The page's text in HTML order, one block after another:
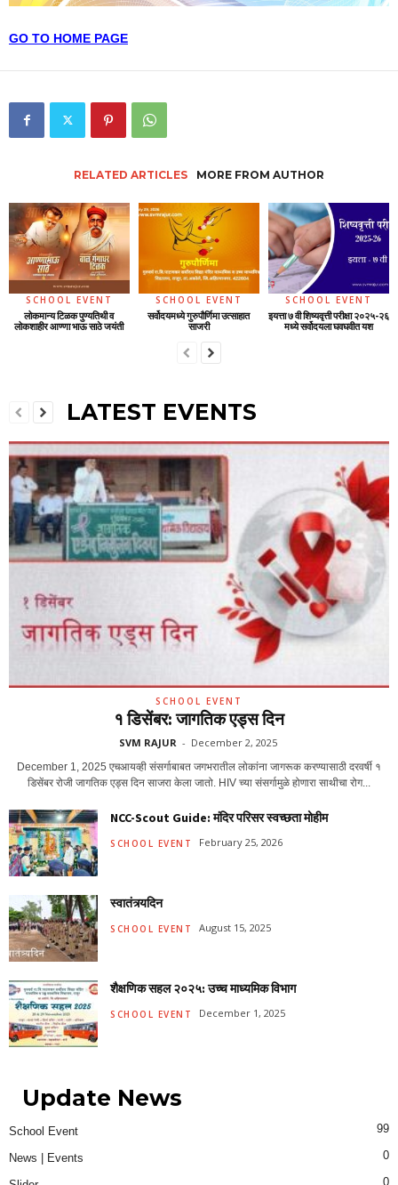
GO TO HOME PAGE
RELATED ARTICLES MORE FROM AUTHOR
SCHOOL EVENT
लोकमान्य टिळक पुण्यतिथी व
लोकशाहीर आण्णा भाऊ साठे जयंती
SCHOOL EVENT
सर्वोदयमध्ये गुरुपौर्णिमा उत्साहात
साजरी
SCHOOL EVENT
इयत्ता ७ वी शिष्यवृत्ती परीक्षा २०२५-२६
मध्ये सर्वोदयला घवघवीत यश
LATEST EVENTS
SCHOOL EVENT
१ डिसेंबर: जागतिक एड्स दिन
SVM RAJUR - December 2, 2025
December 1, 2025 एचआयव्ही संसर्गाबाबत जगभरातील लोकांना जागरूक करण्यासाठी दरवर्षी १
डिसेंबर रोजी जागतिक एड्स दिन साजरा केला जातो. HIV च्या संसर्गामुळे होणारा साथीचा रोग...
NCC-Scout Guide: मंदिर परिसर स्वच्छता मोहीम
SCHOOL EVENT February 25, 2026
स्वातंत्र्यदिन
SCHOOL EVENT August 15, 2025
शैक्षणिक सहल २०२५: उच्च माध्यमिक विभाग
SCHOOL EVENT December 1, 2025
Update News
School Event 99
News | Events 0
0